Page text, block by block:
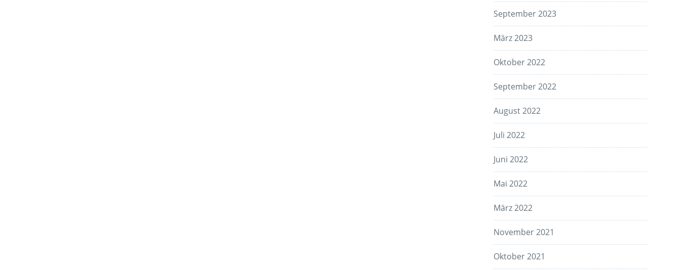
September 2023
März 2023
Oktober 2022
September 2022
August 2022
Juli 2022
Juni 2022
Mai 2022
März 2022
November 2021
Oktober 2021